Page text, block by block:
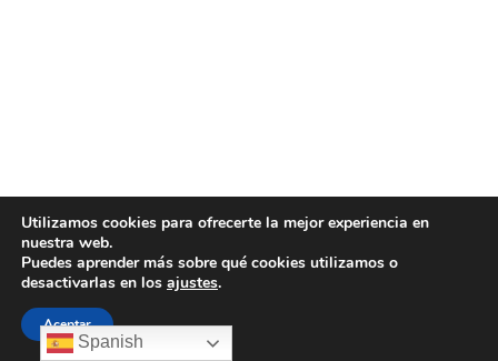
Spanish
Utilizamos cookies para ofrecerte la mejor experiencia en
nuestra web.
Puedes aprender más sobre qué cookies utilizamos o
desactivarlas en los ajustes.
Aceptar